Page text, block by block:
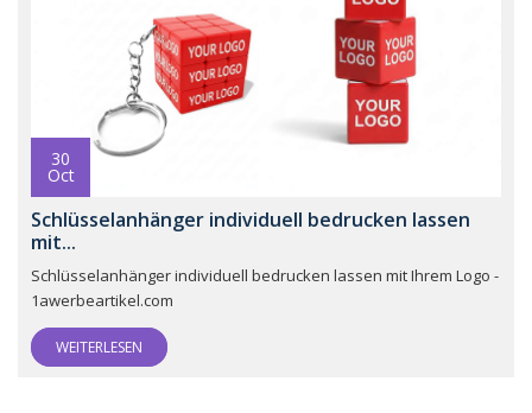
30
Oct
Schlüsselanhänger individuell bedrucken lassen
mit...
Schlüsselanhänger individuell bedrucken lassen mit Ihrem Logo -
1awerbeartikel.com
WEITERLESEN